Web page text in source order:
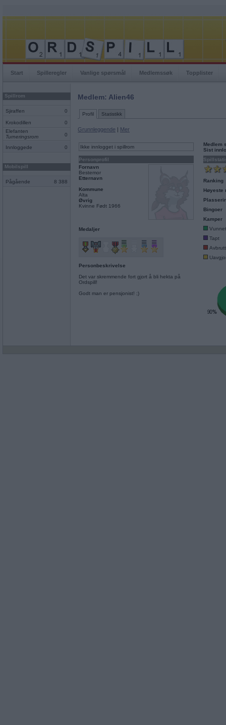
Start Spilleregler Vanlige spørsmål Medlemssøk Topplister
Spillrom
Sjiraffen 0
Krokodillen
0
Elefanten
Turneringsrom
0
Innloggede 0
Mobilspill
Pågående 8 388
Medlem: Alien46
Profil Statistikk
Grunnleggende | Mer
Ikke innlogget i spillrom
Personprofil
Fornavn
Bestemor
Etternavn
Kommune
Alta
Øvrig
Kvinne Født 1966
Medaljer
Personbeskrivelse
Det var skremmende fort gjort å bli hekta på
Ordspill!
Godt man er pensjonist! ;)
Medlem
Sist
Ranking
Høyeste
Bingoer
Kamper
Vunnet
Tapt
Avbrutt